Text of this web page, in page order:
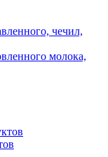
чечил,
молока,